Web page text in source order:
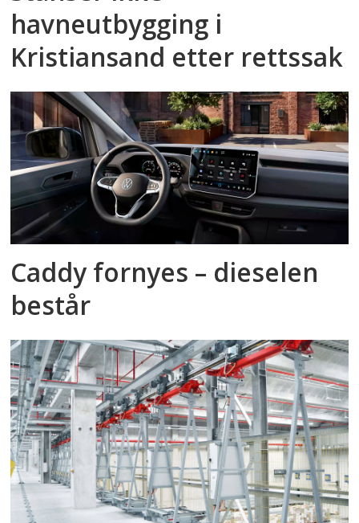
havneutbygging i
Kristiansand etter rettssak
Caddy fornyes – dieselen
består